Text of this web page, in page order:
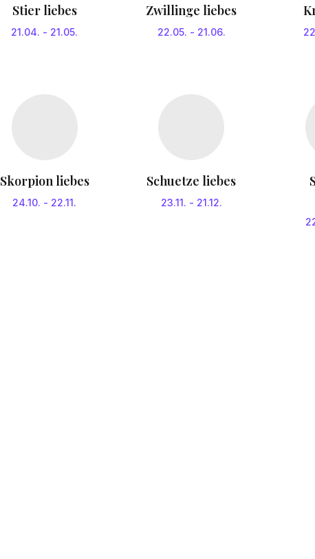
Stier liebes
21.04. - 21.05.
Zwillinge liebes
22.05. - 21.06.
Skorpion liebes
24.10. - 22.11.
Schuetze liebes
23.11. - 21.12.